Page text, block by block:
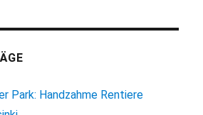
Park: Handzahme Rentiere